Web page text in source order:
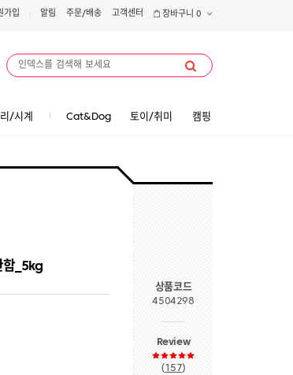
가입 알림 주문/배송 고객센터 장바구니 0
/시계 Cat&Dog 토이/취미 캠핑
함_5kg
상품코드
4504298
Review
(157)